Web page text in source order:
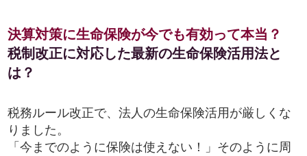
決算対策に生命保険が今でも有効って本当？
税制改正に対応した最新の生命保険活用法と
は？
税務ルール改正で、法人の生命保険活用が厳しくな
りました。
「今までのように保険は使えない！」そのように周